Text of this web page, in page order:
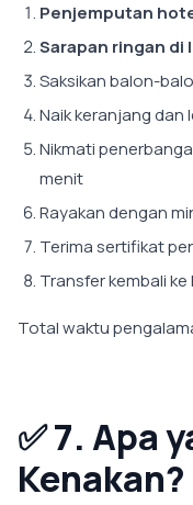
Penjemputan
Sarapan ringan di
Saksikan balon-
Naik keranjang dan
Nikmati
menit
Rayakan dengan
Terima sertifikat
Transfer kembali
Total waktu
✅7. Apa
Kenakan?